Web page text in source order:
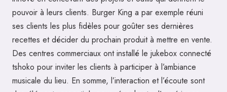
pouvoir à leurs clients. Burger King a par exemple réuni
ses clients les plus fidèles pour goûter ses dernières
recettes et décider du prochain produit à mettre en vente.
Des centres commerciaux ont installé le jukebox connecté
tshoko pour inviter les clients à participer à l’ambiance
musicale du lieu. En somme, l’interaction et l’écoute sont